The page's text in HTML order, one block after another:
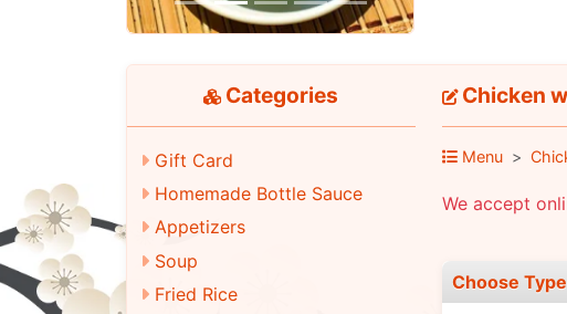
Categories
Gift Card
Homemade Bottle Sauce
Appetizers
Soup
Fried Rice
Chicken
Menu
We accept
Choose Type